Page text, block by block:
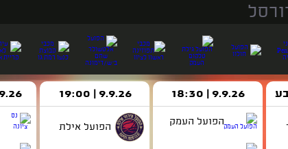
9.9.26 | 18:30
הפועל העמק
9.9.26 | 19:00
הפועל אילת
| 19:00